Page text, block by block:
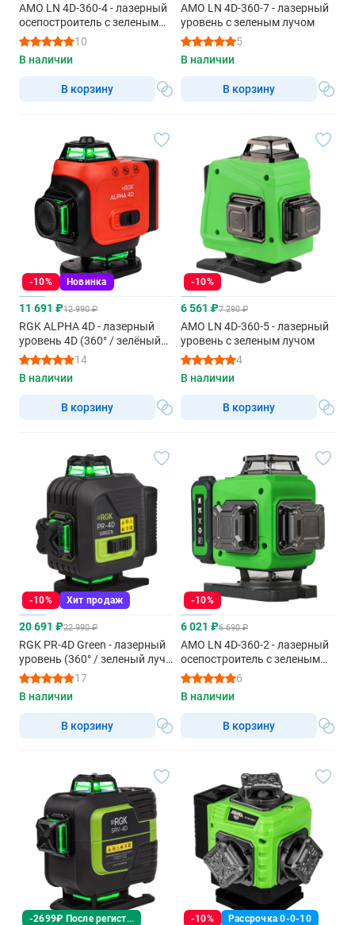
AMO LN 4D-360-4 - лазерный
осепостроитель с зеленым
лучом
10
В наличии
В корзину
AMO LN 4D-360-7 - лазерный
уровень с зеленым лучом
5
В наличии
В корзину
-10% Новинка
11 691 ₽12 990 ₽
RGK ALPHA 4D - лазерный
уровень 4D (360° / зелёный
луч / 40м / АКБ)
14
В наличии
В корзину
-10%
6 561 ₽7 290 ₽
AMO LN 4D-360-5 - лазерный
уровень с зеленым лучом
4
В наличии
В корзину
-10% Хит продаж
20 691 ₽22 990 ₽
RGK PR-4D Green - лазерный
уровень (360° / зеленый луч /
70м с приемником / АКБ)
17
В наличии
В корзину
-10%
6 021 ₽6 690 ₽
AMO LN 4D-360-2 - лазерный
осепостроитель с зеленым
лучом
6
В наличии
В корзину
-2699₽ После регистрации -10% Рассрочка 0-0-10